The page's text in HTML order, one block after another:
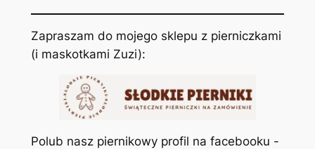
Zapraszam do mojego sklepu z pierniczkami
(i maskotkami Zuzi):
Polub nasz piernikowy profil na facebooku -